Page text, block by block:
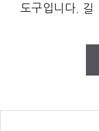
도구입니다. 길